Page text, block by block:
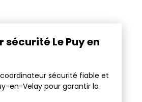
Le Puy en
sécurité fiable et
en-Velay pour garantir la